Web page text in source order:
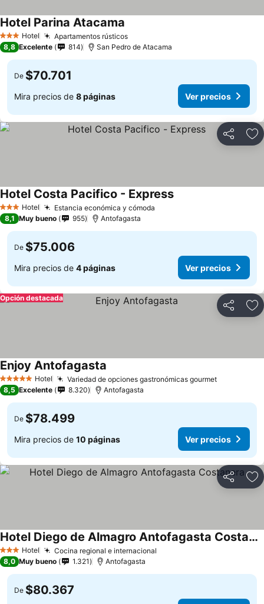
3 Estrellas
Hotel Apartamentos rústicosVer precios
Hotel Parina Atacama
8,8 Excelente 814 San Pedro de Atacama
De $70.701
Mira precios de 8 páginas Ver precios
Compartir
3 Estrellas
Hotel Estancia económica y cómoda
Hotel Costa Pacifico - ExpressVer precios
8,1 Muy bueno 955 Antofagasta
De $75.006
Mira precios de 4 páginas Ver precios
Compartir
Opción destacada
5 Estrellas Hotel Variedad de opciones gastronómicas gourmetVer
Enjoy Antofagasta
8,5 Excelente 8.320 Antofagasta
De $78.499
Mira precios de 10 páginas Ver precios
Compartir
3 Estrellas
Hotel Cocina regional e internacional
Hotel Diego de Almagro Antofagasta Costanera
Ver precios
8,0 Muy bueno 1.321 Antofagasta
De $80.367